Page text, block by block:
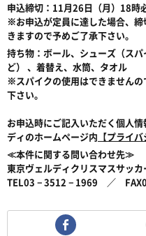
申込締切：11月26日（月）18時
※お申込が定員に達した場合、
きますので予めご了承下さい。
持ち物：ボール、シューズ（ス
ど） 、着替え、水筒、タオル
※スパイクの使用はできません
下さい。
お申込時にご記入いただく個人
ディのホームページ内 【プライ
≪本件に関する問い合わせ先≫
東京ヴェルディクリスマスサッ
TEL03－3512－1969 ／